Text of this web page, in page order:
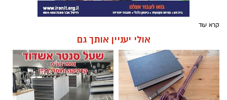
קרא עוד
אולי יעניין אותך גם